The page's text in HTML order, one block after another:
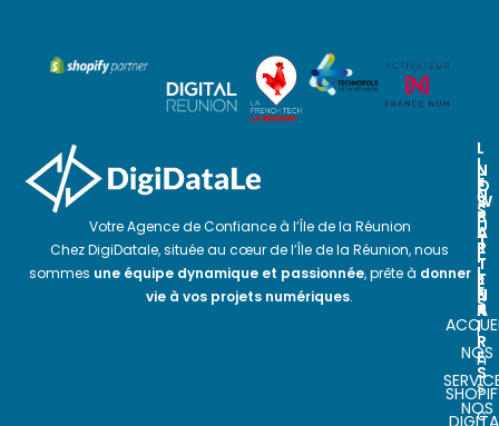
Votre Agence de Confiance à l’Île de la Réunion
Chez DigiDatale, située au cœur de l’Île de la Réunion, nous
sommes une équipe dynamique et passionnée, prête à donner
vie à vos projets numériques.
L
I
E
N
S
U
T
I
L
E
S
NOS
NOS
N
O
S
P
A
R
T
E
N
A
I
R
E
S
N
E
W
S
L
E
T
T
E
R
I
n
s
c